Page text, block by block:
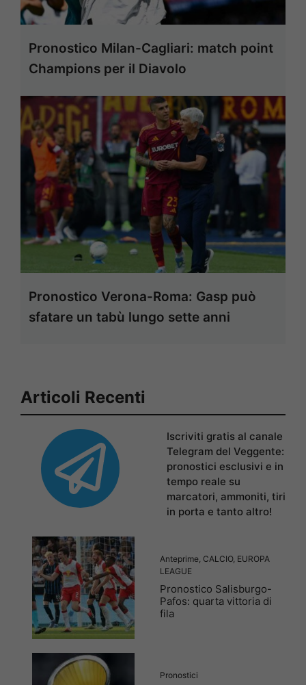
Pronostico Milan-Cagliari: match point
Champions per il Diavolo
Pronostico Verona-Roma: Gasp può
sfatare un tabù lungo sette anni
Articoli Recenti
Iscriviti gratis al canale
Telegram del Veggente:
pronostici esclusivi e in
tempo reale su
marcatori, ammoniti, tiri
in porta e tanto altro!
Anteprime CALCIO, EUROPA
LEAGUE
Pronostico Salisburgo-
Pafos: quarta vittoria di
fila
Pronostici